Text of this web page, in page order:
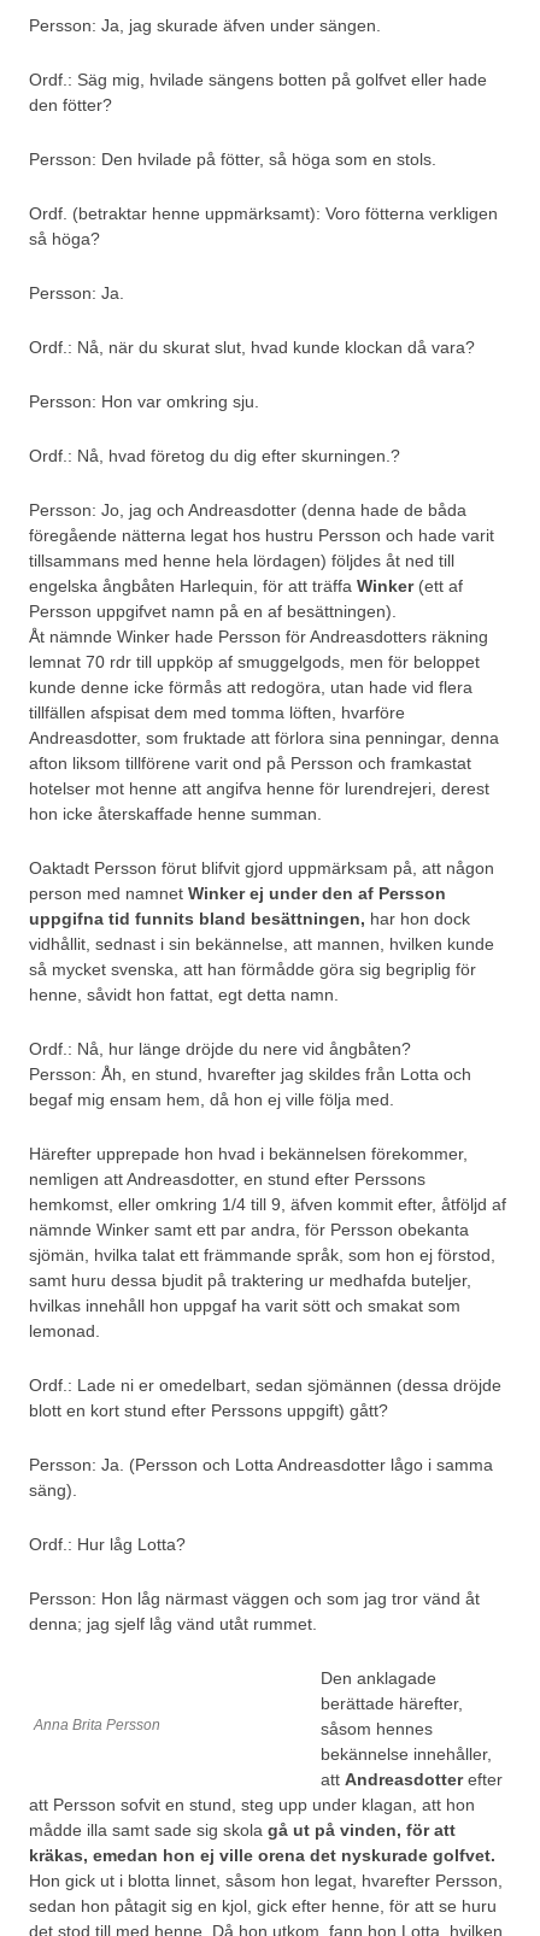
Persson: Ja, jag skurade äfven under sängen.
Ordf.: Säg mig, hvilade sängens botten på golfvet eller hade
den fötter?
Persson: Den hvilade på fötter, så höga som en stols.
Ordf. (betraktar henne uppmärksamt): Voro fötterna verkligen
så höga?
Persson: Ja.
Ordf.: Nå, när du skurat slut, hvad kunde klockan då vara?
Persson: Hon var omkring sju.
Ordf.: Nå, hvad företog du dig efter skurningen.?
Persson: Jo, jag och Andreasdotter (denna hade de båda
föregående nätterna legat hos hustru Persson och hade varit
tillsammans med henne hela lördagen) följdes åt ned till
engelska ångbåten Harlequin, för att träffa Winker(ett af
Persson uppgifvet namn på en af besättningen).
Åt nämnde Winker hade Persson för Andreasdotters räkning
lemnat 70 rdr till uppköp af smuggelgods, men för beloppet
kunde denne icke förmås att redogöra, utan hade vid flera
tillfällen afspisat dem med tomma löften, hvarföre
Andreasdotter, som fruktade att förlora sina penningar, denna
afton liksom tillförene varit ond på Persson och framkastat
hotelser mot henne att angifva henne för lurendrejeri, derest
hon icke återskaffade henne summan.
Oaktadt Persson förut blifvit gjord uppmärksam på, att någon
person med namnet Winker ej under den af Persson
uppgifna tid funnits bland besättningen, har hon dock
vidhållit, sednast i sin bekännelse, att mannen, hvilken kunde
så mycket svenska, att han förmådde göra sig begriplig för
henne, såvidt hon fattat, egt detta namn.
Ordf.: Nå, hur länge dröjde du nere vid ångbåten?
Persson: Åh, en stund, hvarefter jag skildes från Lotta och
begaf mig ensam hem, då hon ej ville följa med.
Härefter upprepade hon hvad i bekännelsen förekommer,
nemligen att Andreasdotter, en stund efter Perssons
hemkomst, eller omkring 1/4 till 9, äfven kommit efter, åtföljd af
nämnde Winker samt ett par andra, för Persson obekanta
sjömän, hvilka talat ett främmande språk, som hon ej förstod,
samt huru dessa bjudit på traktering ur medhafda buteljer,
hvilkas innehåll hon uppgaf ha varit sött och smakat som
lemonad.
Ordf.: Lade ni er omedelbart, sedan sjömännen (dessa dröjde
blott en kort stund efter Perssons uppgift) gått?
Persson: Ja. (Persson och Lotta Andreasdotter lågo i samma
säng).
Ordf.: Hur låg Lotta?
Persson: Hon låg närmast väggen och som jag tror vänd åt
denna; jag sjelf låg vänd utåt rummet.
Anna Brita Persson
Den anklagade
berättade härefter,
såsom hennes
bekännelse innehåller,
att Andreasdotterefter
att Persson sofvit en stund, steg upp under klagan, att hon
mådde illa samt sade sig skola gå ut på vinden, för att
kräkas, emedan hon ej ville orena det nyskurade golfvet.
Hon gick ut i blotta linnet, såsom hon legat, hvarefter Persson,
sedan hon påtagit sig en kjol, gick efter henne, för att se huru
det stod till med henne. Då hon utkom, fann hon Lotta, hvilken